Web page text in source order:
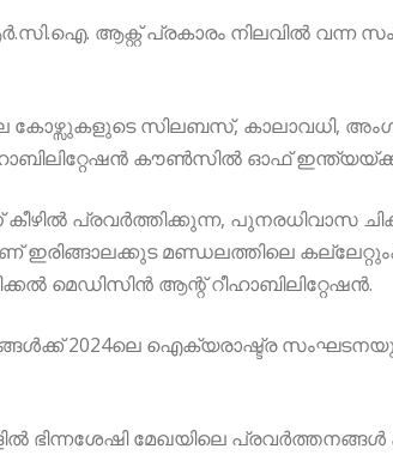
ആക്റ്റ് പ്രകാരം നിലവില്‍ വന്ന
കോഴ്സുകളുടെ സിലബസ്, കാലാവധി,
കൗണ്‍സില്‍ ഓഫ്
പ്രവര്‍ത്തിക്കുന്ന, പുനരധിവാസ
ഇരിങ്ങാലക്കുട മണ്ഡലത്തിലെ
മെഡിസിന്‍ ആന്റ് റീഹാബിലിറ്റേഷന്‍.
2024ലെ ഐക്യരാഷ്ട്ര
ഭിന്നശേഷി മേഖയിലെ